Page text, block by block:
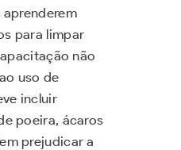
aprenderem
para limpar
não
uso de
incluir
poeira, ácaros
prejudicar a